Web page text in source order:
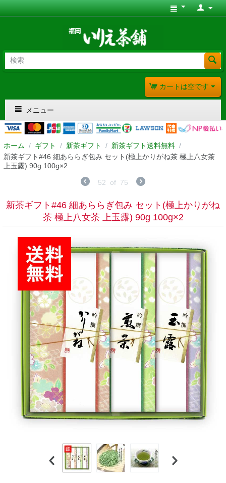
カートは空です
メニュー
ホーム / ギフト / 新茶ギフト / 新茶ギフト送料無料 /
新茶ギフト#46 細あららぎ包み セット(極上かりがね茶 極上八女茶
上玉露) 90g 100g×2
52 of 75
新茶ギフト#46 細あららぎ包み セット(極上かりがね
茶 極上八女茶 上玉露) 90g 100g×2